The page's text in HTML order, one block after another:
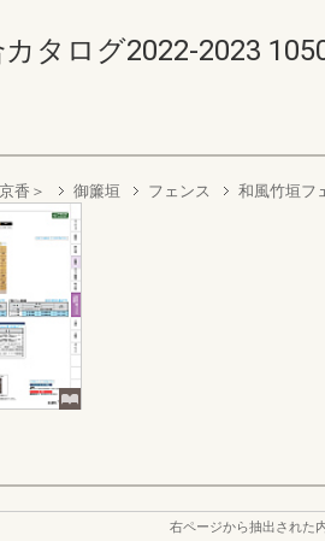
タログ2022-2023
香＞ 御簾垣 フェンス 和風竹垣フ
右ページから抽出された